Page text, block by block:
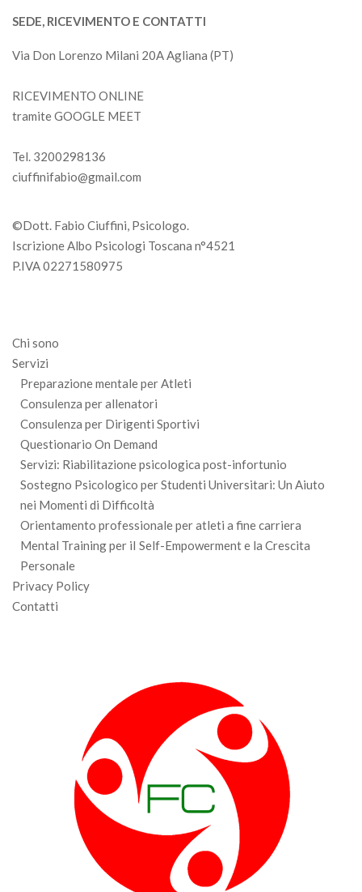
SEDE, RICEVIMENTO E CONTATTI
Via Don Lorenzo Milani 20A Agliana (PT)
RICEVIMENTO ONLINE
tramite GOOGLE MEET
Tel. 3200298136
ciuffinifabio@gmail.com
©Dott. Fabio Ciuffini, Psicologo.
Iscrizione Albo Psicologi Toscana n°4521
P.IVA 02271580975
Chi sono
Servizi
Preparazione mentale per Atleti
Consulenza per allenatori
Consulenza per Dirigenti Sportivi
Questionario On Demand
Servizi: Riabilitazione psicologica post-infortunio
Sostegno Psicologico per Studenti Universitari: Un Aiuto
nei Momenti di Difficoltà
Orientamento professionale per atleti a fine carriera
Mental Training per iI Self-Empowerment e la Crescita
Personale
Privacy Policy
Contatti